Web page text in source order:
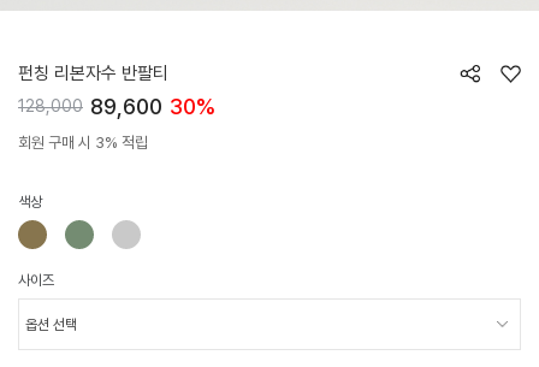
펀칭 리본자수 반팔티
128,000 89,600 30%
회원 구매 시 3% 적립
색상
사이즈